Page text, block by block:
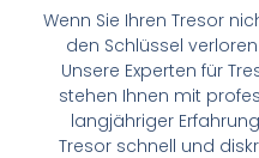
Wenn Sie Ihren Tresor
den Schlüssel
Unsere Experten für
stehen Ihnen mit
langjähriger
Tresor schnell und